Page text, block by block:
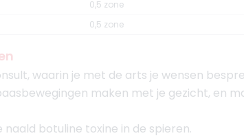
0,5 zone
0,5 zone
waarin je met de arts je wensen
maken met je gezicht, en
botuline toxine in de spieren.